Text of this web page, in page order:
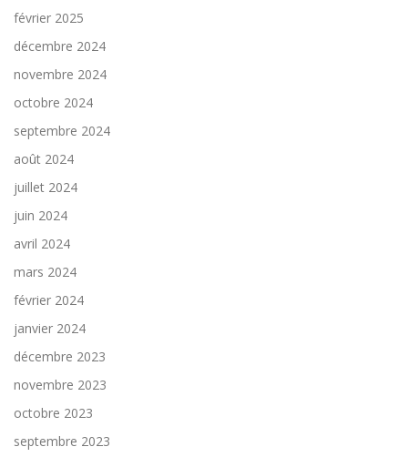
février 2025
décembre 2024
novembre 2024
octobre 2024
septembre 2024
août 2024
juillet 2024
juin 2024
avril 2024
mars 2024
février 2024
janvier 2024
décembre 2023
novembre 2023
octobre 2023
septembre 2023